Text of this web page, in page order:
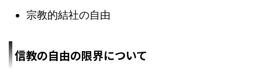
宗教的結社の自由
信教の自由の限界について